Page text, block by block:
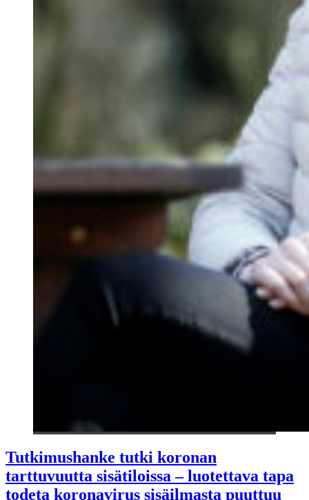
Tutkimushanke tutki koronan
tarttuvuutta sisätiloissa – luotettava tapa
todeta koronavirus sisäilmasta puuttuu